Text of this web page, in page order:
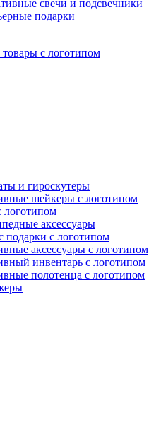
свечи и подсвечники
подарки
с логотипом
и гироскутеры
шейкеры с логотипом
логотипом
аксессуары
подарки с логотипом
аксессуары с логотипом
инвентарь с логотипом
полотенца с логотипом